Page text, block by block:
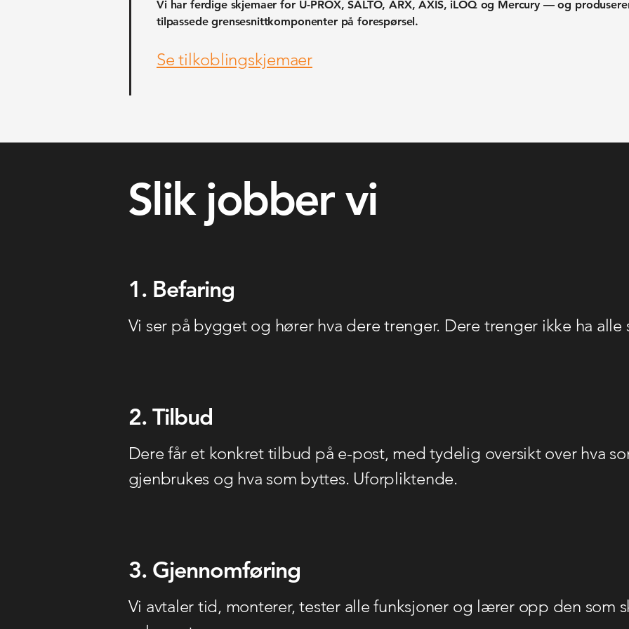
Vi har ferdige skjemaer for U-PROX, SALTO, ARX, AXIS, iLOQ og Mercury — og
tilpassede grensesnittkomponenter på forespørsel.
Se tilkoblingskjemaer
Slik jobber vi
1. Befaring
Vi ser på bygget og hører hva dere trenger. Dere trenger ikke ha alle
2. Tilbud
Dere får et konkret tilbud på e-post, med tydelig oversikt over hva
gjenbrukes og hva som byttes. Uforpliktende.
3. Gjennomføring
Vi avtaler tid, monterer, tester alle funksjoner og lærer opp den som